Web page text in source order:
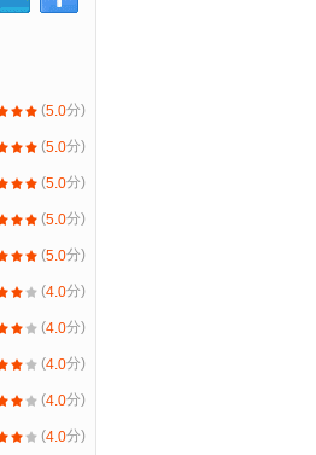
(5.0分)
(5.0分)
(5.0分)
(5.0分)
(5.0分)
(4.0分)
(4.0分)
(4.0分)
(4.0分)
(4.0分)